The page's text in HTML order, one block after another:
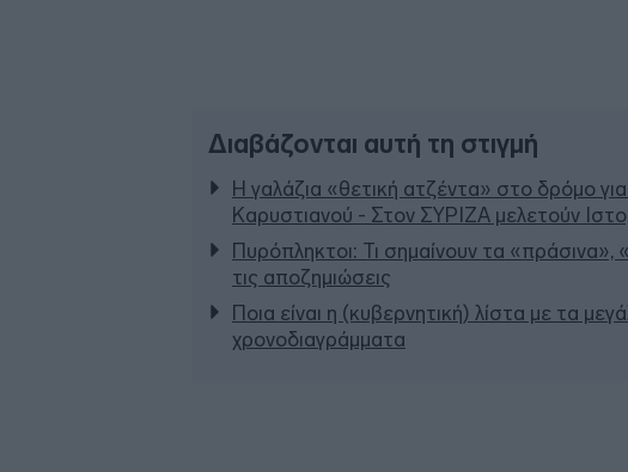
Διαβάζονται αυτή τη στιγμή
Η γαλάζια «θετική ατζέντα» στο δρόμο
Καρυστιανού - Στον ΣΥΡΙΖΑ μελετούν
Πυρόπληκτοι: Τι σημαίνουν τα «πράσινα»,
τις αποζημιώσεις
Ποια είναι η (κυβερνητική) λίστα με τα
χρονοδιαγράμματα